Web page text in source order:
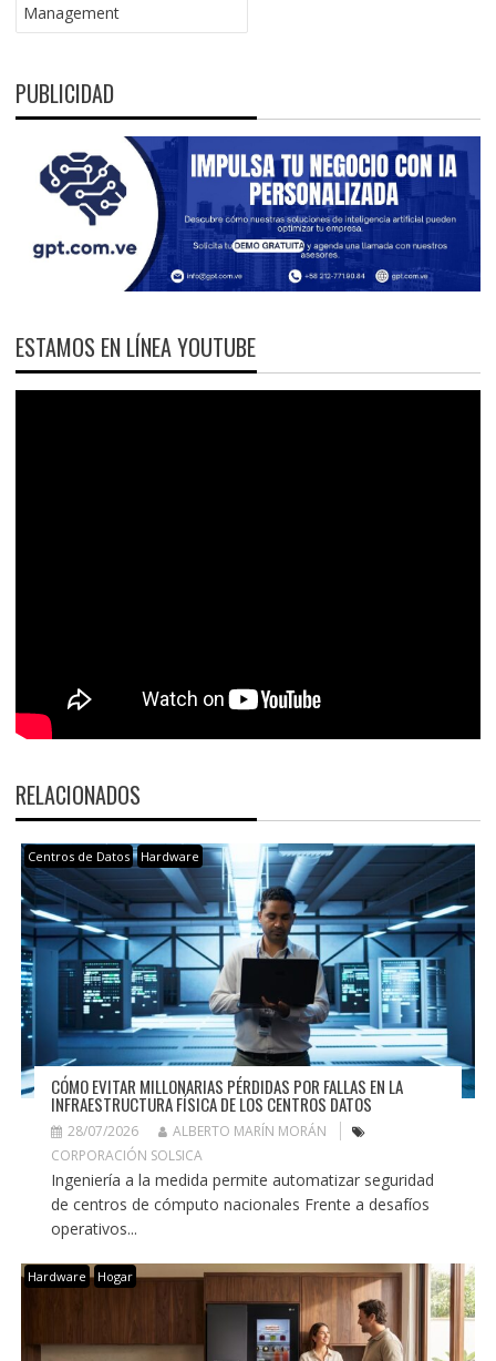
Management
PUBLICIDAD
ESTAMOS EN LÍNEA YOUTUBE
RELACIONADOS
Centros de Datos Hardware
CÓMO EVITAR MILLONARIAS PÉRDIDAS POR FALLAS EN LA
INFRAESTRUCTURA FÍSICA DE LOS CENTROS DATOS
28/07/2026
ALBERTO MARÍN MORÁN
CORPORACIÓN SOLSICA
Ingeniería a la medida permite automatizar seguridad
de centros de cómputo nacionales Frente a desafíos
operativos...
Hardware Hogar